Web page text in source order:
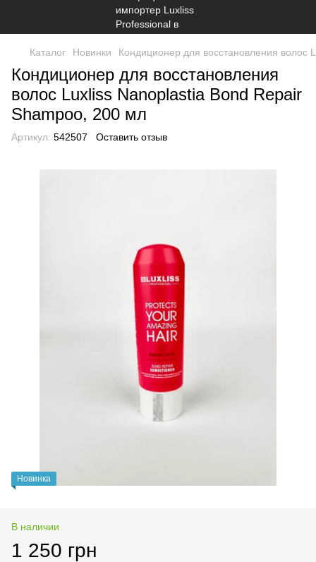
Каталог Новинки Кондиционер для восстановления
Кондиционер для восстановления
волос Luxliss Nanoplastia Bond Repair
Shampoo, 200 мл
Артикул: 542507 Оставить отзыв
Новинка
В наличии
1 250 грн